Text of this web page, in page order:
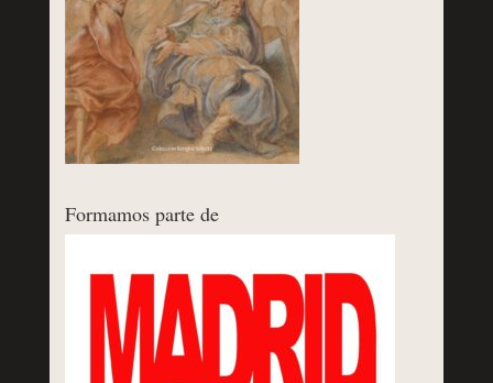
Formamos parte de